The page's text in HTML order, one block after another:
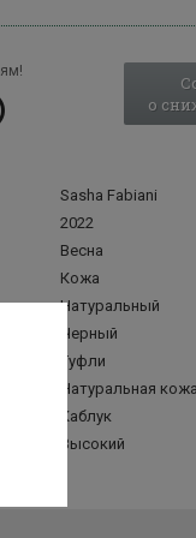
о
Sasha Fabiani
2022
Весна
Кожа
Натуральный
Черный
Туфли
Натуральная кожа
Каблук
Высокий